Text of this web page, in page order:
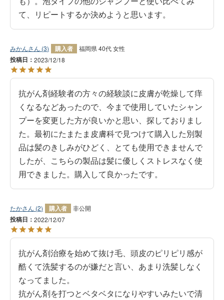
て、リピートするか決めようと思います。
みかん 3 購入者 福岡県 40代女性
投稿日 2023/12/18
抗がん剤経験者の方々の経験談に皮膚が乾燥して痒
くなるなどあったので、今まで使用していたシャン
プーを変更した方が良いかと思い、探しておりまし
た。最初にたまたま皮膚科で見つけて購入した別製
品は髪のきしみがひどく、とても使用できませんで
したが、こちらの製品は髪に優しくストレスなく使
用できました。購入して良かったです。
たか 2 購入者 非公開
投稿日 2022/12/07
抗がん剤治療を始めて抜け毛、頭皮のピリピリ感が
酷くて洗髪するのが嫌だと言い、あまり洗髪しなく
なってました。
抗がん剤を打つとベタベタになりやすいみたいで清